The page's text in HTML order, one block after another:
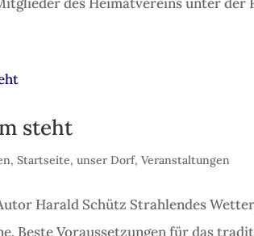
steht
,Startseite,unser Dorf,Veranstaltungen
Harald Schütz Strahlendes
Beste Voraussetzungen für das